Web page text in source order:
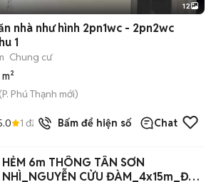
+2
12
1
Chung cư
(P. Phú Thạnh mới)
1 đã bán Bấm để hiện số Chat
HẺM 6m THÔNG TÂN SƠN
NHÌ_NGUYỄN CỬU ĐÀM_4x15m_ĐÚC